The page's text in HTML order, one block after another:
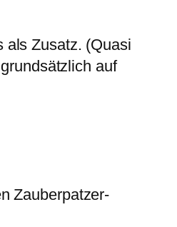
als Zusatz. (Quasi
auf
Zauberpatzer-